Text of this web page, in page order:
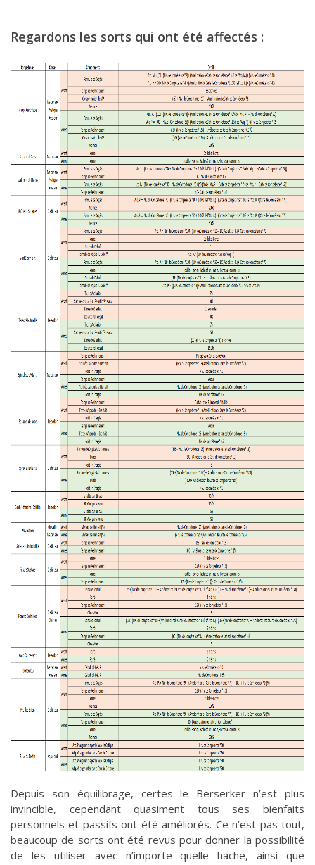
Regardons les sorts qui ont été affectés :
Depuis son équilibrage, certes le Berserker n’est plus
invincible, cependant quasiment tous ses bienfaits
personnels et passifs ont été améliorés. Ce n’est pas tout,
beaucoup de sorts ont été revus pour donner la possibilité
de les utiliser avec n’importe quelle hache, ainsi que